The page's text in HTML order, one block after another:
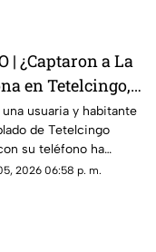
| ¿Captaron a La
en Tetelcingo,
Misteriosa
y lamentos en
Morelos,
las redes
una usuaria y habitante
de Tetelcingo
su teléfono ha
muchos morelenses
2026 06:58 p. m.